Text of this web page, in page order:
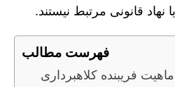
قانونی مرتبط نیستند.
فهرست مطالب
ماهیت فریبنده کلاهبرداری